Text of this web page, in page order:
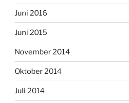
Juni 2016
Juni 2015
November 2014
Oktober 2014
Juli 2014